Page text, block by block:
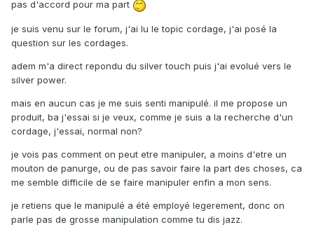
pas d'accord pour ma part
je suis venu sur le forum, j'ai lu le topic cordage, j'ai posé la
question sur les cordages.
adem m'a direct repondu du silver touch puis j'ai evolué vers le
silver power.
mais en aucun cas je me suis senti manipulé. il me propose un
produit, ba j'essai si je veux, comme je suis a la recherche d'un
cordage, j'essai, normal non?
je vois pas comment on peut etre manipuler, a moins d'etre un
mouton de panurge, ou de pas savoir faire la part des choses, ca
me semble difficile de se faire manipuler enfin a mon sens.
je retiens que le manipulé a été employé legerement, donc on
parle pas de grosse manipulation comme tu dis jazz.